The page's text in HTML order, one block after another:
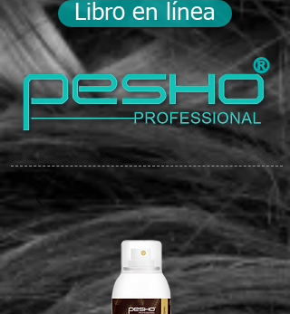
Libro en línea
®